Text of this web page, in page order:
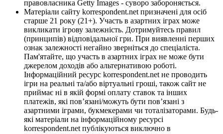
правовласника Getty Images - суворо забороняється.
Матеріали сайту korrespondent.net призначені для осіб
старше 21 року (21+). Участь в азартних іграх може
викликати ігрову залежність. Дотримуйтесь правил
(принципів) відповідальної гри. При виявленні перших
ознак залежності негайно зверніться до спеціаліста.
Пам'ятайте, що участь в азартних іграх не може бути
джерелом доходів або альтернативою роботі.
Інформаційний ресурс korrespondent.net не проводить
ігри на реальні та/або віртуальні гроші, також сайт не
приймає ні в якій формі оплату ставок та інших
платежів, які пов’язані/можуть бути пов’язані з
азартними іграми, букмекерами чи тоталізаторами. Будь-
які матеріали на інформаційному ресурсі
korrespondent.net публікуються виключно в